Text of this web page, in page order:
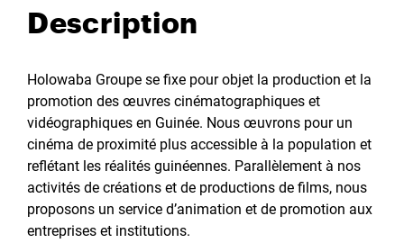
Description
Holowaba Groupe se fixe pour objet la production et la
promotion des œuvres cinématographiques et
vidéographiques en Guinée. Nous œuvrons pour un
cinéma de proximité plus accessible à la population et
reflétant les réalités guinéennes. Parallèlement à nos
activités de créations et de productions de films, nous
proposons un service d’animation et de promotion aux
entreprises et institutions.